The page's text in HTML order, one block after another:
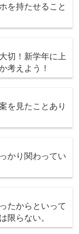
を持たせること
切！新学年に上
考えよう！
を見たことあり
かり関わってい
たからといって
限らない。